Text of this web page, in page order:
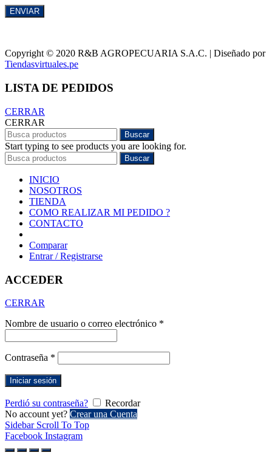
Copyright © 2020 R&B AGROPECUARIA S.A.C. | Diseñado por
Tiendasvirtuales.pe
LISTA DE PEDIDOS
CERRAR
CERRAR
Buscar
Start typing to see products you are looking for.
Buscar
INICIO
NOSOTROS
TIENDA
COMO REALIZAR MI PEDIDO ?
CONTACTO
Comparar
Entrar / Registrarse
ACCEDER
CERRAR
Nombre de usuario o correo electrónico *
Contraseña *
Iniciar sesión
Perdió su contraseña?
Recordar
No account yet? Crear una Cuenta
Sidebar Scroll To Top
Facebook Instagram